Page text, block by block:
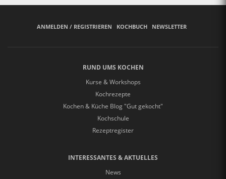
ANMELDEN / REGISTRIEREN KOCHBUCH NEWSLETTER
RUND UMS KOCHEN
Kurse & Workshops
Kochrezepte
Kochen & Küche Blog "Gut gekocht"
Kochschule
Rezeptregister
INTERESSANTES & AKTUELLES
News